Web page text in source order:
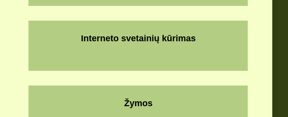
Interneto svetainių kūrimas
Žymos